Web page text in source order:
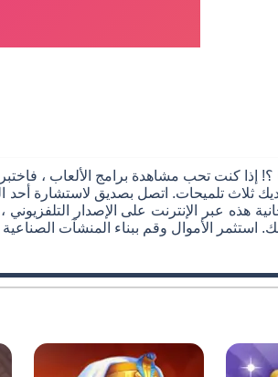
؟! إذا كنت تحب مشاهدة برامج الألعاب ،
هذه عبر الإنترنت على الإصدار